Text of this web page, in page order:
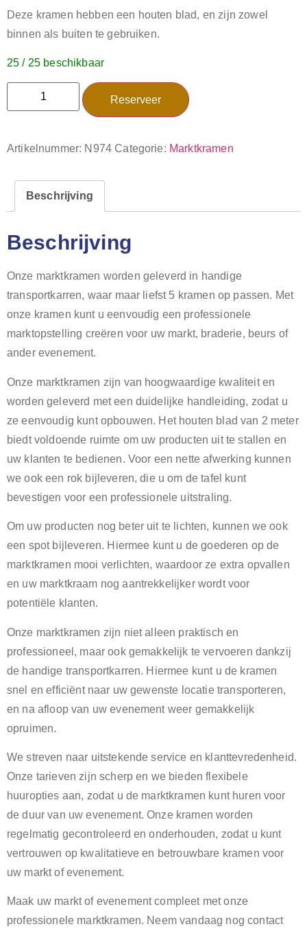
Deze kramen hebben een houten blad, en zijn zowel
binnen als buiten te gebruiken.
25 / 25 beschikbaar
Reserveer
Artikelnummer: N974 Categorie: Marktkramen
Beschrijving
Beschrijving
Onze marktkramen worden geleverd in handige
transportkarren, waar maar liefst 5 kramen op passen. Met
onze kramen kunt u eenvoudig een professionele
marktopstelling creëren voor uw markt, braderie, beurs of
ander evenement.
Onze marktkramen zijn van hoogwaardige kwaliteit en
worden geleverd met een duidelijke handleiding, zodat u
ze eenvoudig kunt opbouwen. Het houten blad van 2 meter
biedt voldoende ruimte om uw producten uit te stallen en
uw klanten te bedienen. Voor een nette afwerking kunnen
we ook een rok bijleveren, die u om de tafel kunt
bevestigen voor een professionele uitstraling.
Om uw producten nog beter uit te lichten, kunnen we ook
een spot bijleveren. Hiermee kunt u de goederen op de
marktkramen mooi verlichten, waardoor ze extra opvallen
en uw marktkraam nog aantrekkelijker wordt voor
potentiële klanten.
Onze marktkramen zijn niet alleen praktisch en
professioneel, maar ook gemakkelijk te vervoeren dankzij
de handige transportkarren. Hiermee kunt u de kramen
snel en efficiënt naar uw gewenste locatie transporteren,
en na afloop van uw evenement weer gemakkelijk
opruimen.
We streven naar uitstekende service en klanttevredenheid.
Onze tarieven zijn scherp en we bieden flexibele
huuropties aan, zodat u de marktkramen kunt huren voor
de duur van uw evenement. Onze kramen worden
regelmatig gecontroleerd en onderhouden, zodat u kunt
vertrouwen op kwalitatieve en betrouwbare kramen voor
uw markt of evenement.
Maak uw markt of evenement compleet met onze
professionele marktkramen. Neem vandaag nog contact